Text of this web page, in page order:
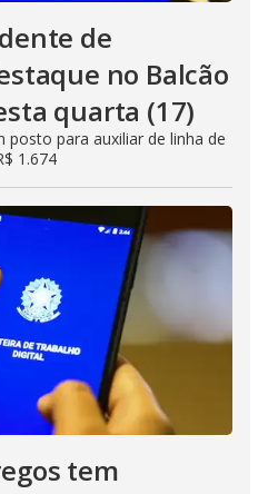
de
no Balcão
quarta (17)
posto para auxiliar de linha de
1.674
tem